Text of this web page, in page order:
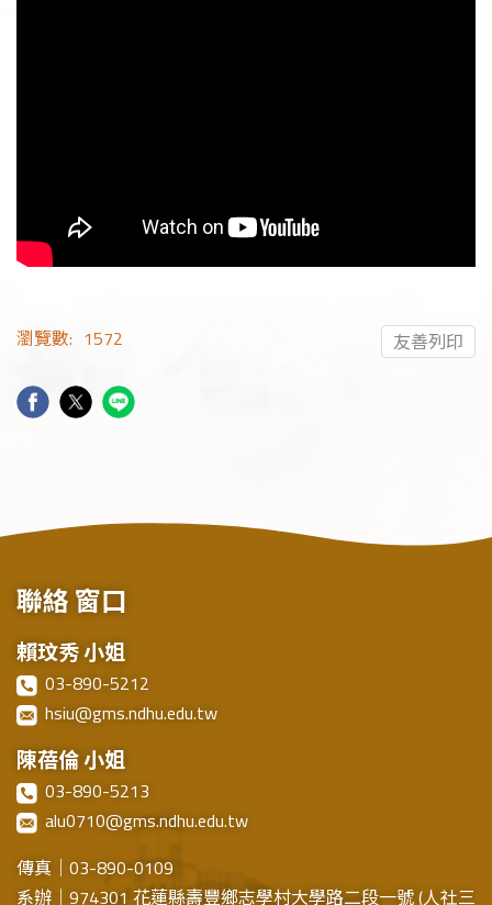
瀏覽數: 1572 友善列印
聯絡窗口
賴玟秀 小姐
03-890-5212
hsiu@gms.ndhu.edu.tw
陳蓓倫 小姐
03-890-5213
alu0710@gms.ndhu.edu.tw
傳真｜03-890-0109
系辦｜974301 花蓮縣壽豐鄉志學村大學路二段一號 (人社三